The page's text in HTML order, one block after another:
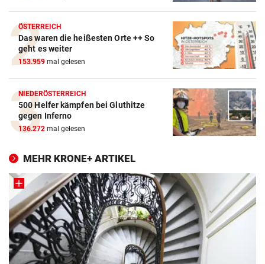
ÖSTERREICH
Das waren die heißesten Orte ++ So
geht es weiter
153.959 mal gelesen
NIEDERÖSTERREICH
500 Helfer kämpfen bei Gluthitze
gegen Inferno
136.272 mal gelesen
MEHR KRONE+ ARTIKEL